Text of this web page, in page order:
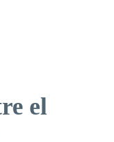
el